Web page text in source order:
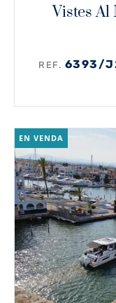
Vistes Al
REF. 6393/
EN VENDA